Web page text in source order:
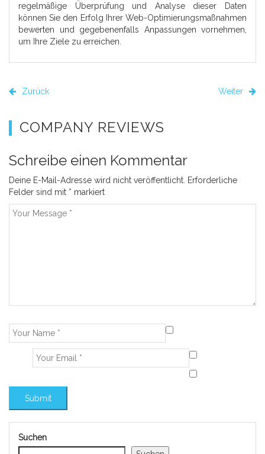
regelmäßige Überprüfung und Analyse dieser Daten
können Sie den Erfolg Ihrer Web-Optimierungsmaßnahmen
bewerten und gegebenenfalls Anpassungen vornehmen,
um Ihre Ziele zu erreichen.
Zurück Weiter
COMPANY REVIEWS
Schreibe einen Kommentar
Deine E-Mail-Adresse wird nicht veröffentlicht. Erforderliche
Felder sind mit * markiert
Suchen